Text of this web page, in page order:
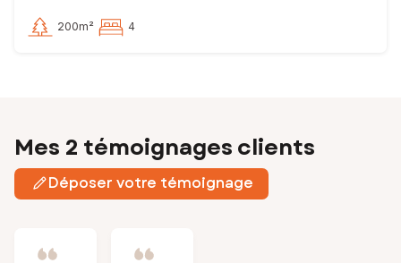
200m² 4
Mes 2 témoignages clients
Déposer votre témoignage